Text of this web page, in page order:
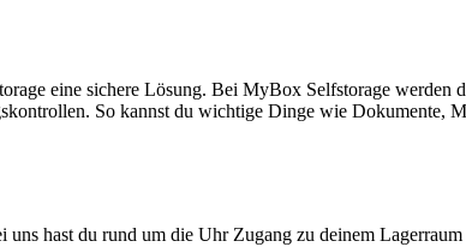
eine sichere Lösung. Bei MyBox Selfstorage werden
So kannst du wichtige Dinge wie Dokumente,
hast du rund um die Uhr Zugang zu deinem